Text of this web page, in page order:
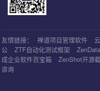
友情链接： 禅道项目管理软件
公
ZTF自动化测试框架
成企业软件百宝箱
ZenShot开源
咨询